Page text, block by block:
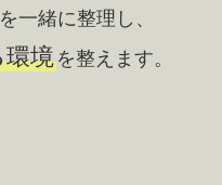
境を整えます。